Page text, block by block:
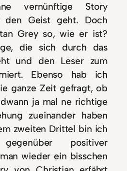
vernünftige Story
den Geist geht. Doch
Grey so, wie er ist?
die sich durch das
und den Leser zum
Ebenso hab ich
ganze Zeit gefragt, ob
ja mal ne richtige
zueinander haben
zweiten Drittel bin ich
positiver
wieder ein bisschen